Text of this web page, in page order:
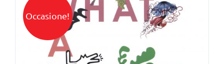
Occasione!